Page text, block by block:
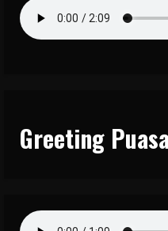
Greeting